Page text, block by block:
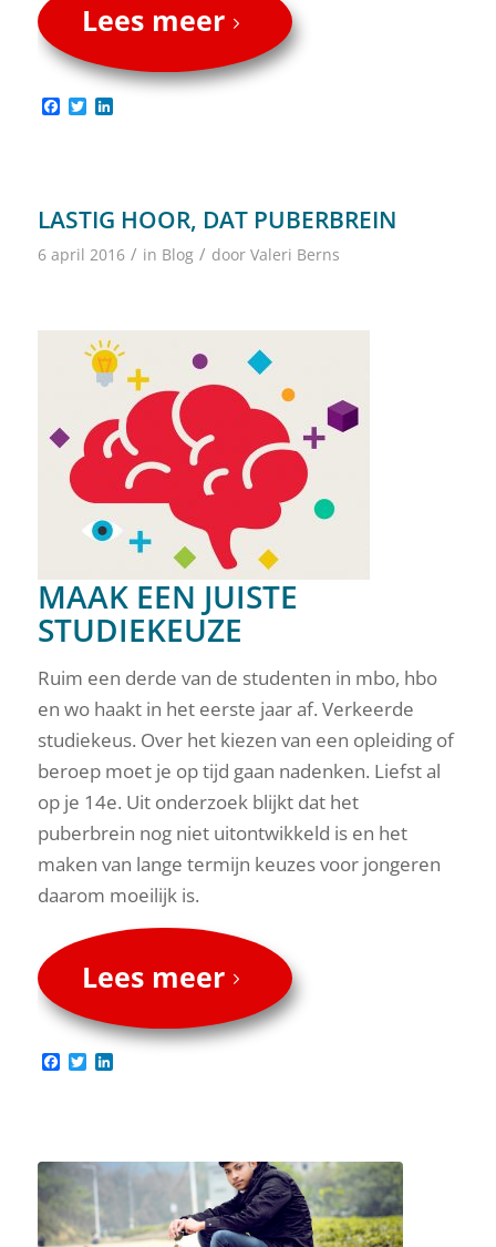
Lees meer
Facebook
TwitterLinkedIn
LASTIG HOOR, DAT PUBERBREIN
6 april 2016 / in Blog / door Valeri Berns
MAAK EEN JUISTE
STUDIEKEUZE
Ruim een derde van de studenten in mbo, hbo
en wo haakt in het eerste jaar af. Verkeerde
studiekeus. Over het kiezen van een opleiding of
beroep moet je op tijd gaan nadenken. Liefst al
op je 14e. Uit onderzoek blijkt dat het
puberbrein nog niet uitontwikkeld is en het
maken van lange termijn keuzes voor jongeren
daarom moeilijk is.
Lees meer
Facebook
TwitterLinkedIn